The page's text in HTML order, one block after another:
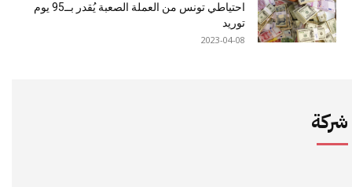
احتياطي تونس من العملة الصعبة يُقدر بــ95 يوم
توريد
2023-04-08
شركة